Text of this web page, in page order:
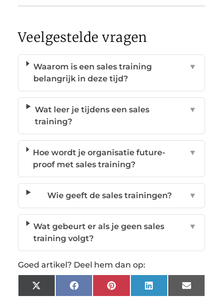
Veelgestelde vragen
Waarom is een sales training
belangrijk in deze tijd?
▼
Wat leer je tijdens een sales
training?
▼
Hoe wordt je organisatie future-
proof met sales training?
▼
Wie geeft de sales trainingen? ▼
Wat gebeurt er als je geen sales
training volgt?
▼
Goed artikel? Deel hem dan op:
X
(Twitter)
FacebookPinterestLinkedInEmail